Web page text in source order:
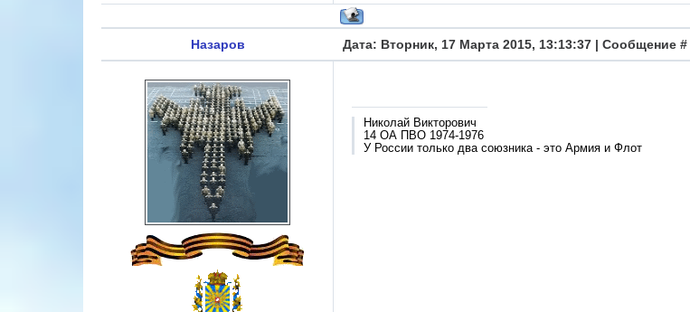
Назаров Дата: Вторник, 17 Марта 2015, 13:13:37 | Сообщение #
Николай Викторович
14 ОА ПВО 1974-1976
У России только два союзника - это Армия и Флот